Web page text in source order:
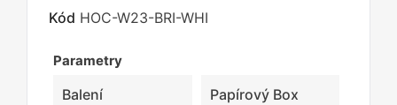
Kód HOC-W23-BRI-WHI
Parametry
Balení Papírový Box